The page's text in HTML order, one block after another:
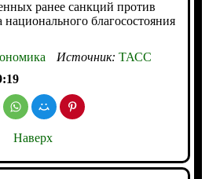
ранее санкций против
благосостояния
Источник: ТАСС
Наверх